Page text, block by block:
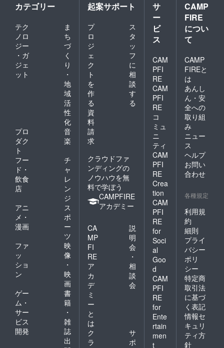
カテゴリー
テク
ノロ
ジー
・ガ
ジェ
ット
ま
ち
づ
く
り
・
地
域
活
性
化
プロ
ダク
ト
音
楽
フー
ド・
飲食
店
チ
ャ
レ
ン
ジ
アニ
メ・
漫画
ス
ポ
ー
ツ
ファ
ッ
ショ
ン
映
像
・
映
画
ゲー
ム・
サー
ビス
開発
書
籍
・
雑
誌
出
起案サポート
プ
ロ
ジ
ェ
ク
ト
を
作
る
ス
タ
ッ
フ
に
相
談
す
る
資
料
請
求
クラウドファ
ンディングの
ノウハウを無
料で学ぼう
CAMPFIRE
アカデミー
CA
MP
FI
RE
ア
カ
デ
ミ
ー
と
は
説
明
会
・
相
談
会
ク
ラ
サ
ポ
サ
ー
ビ
ス
CAM
PFI
RE
CAM
PFI
RE
コ
ミュ
ニ
ティ
CAM
PFI
RE
Crea
tion
CAM
PFI
RE
for
Soci
al
Goo
d
CAM
PFI
RE
for
Ente
rtain
men
t
CAMP
FIRE
につい
て
CAMP
FIREと
は
あんし
ん・安
全への
取り組
み
ニュー
ス
ヘルプ
お問い
合わせ
各種規定
利用規
約
細則
プライ
バシー
ポリ
シー
特定商
取引法
に基づ
く表記
情報セ
キュリ
ティ方
針